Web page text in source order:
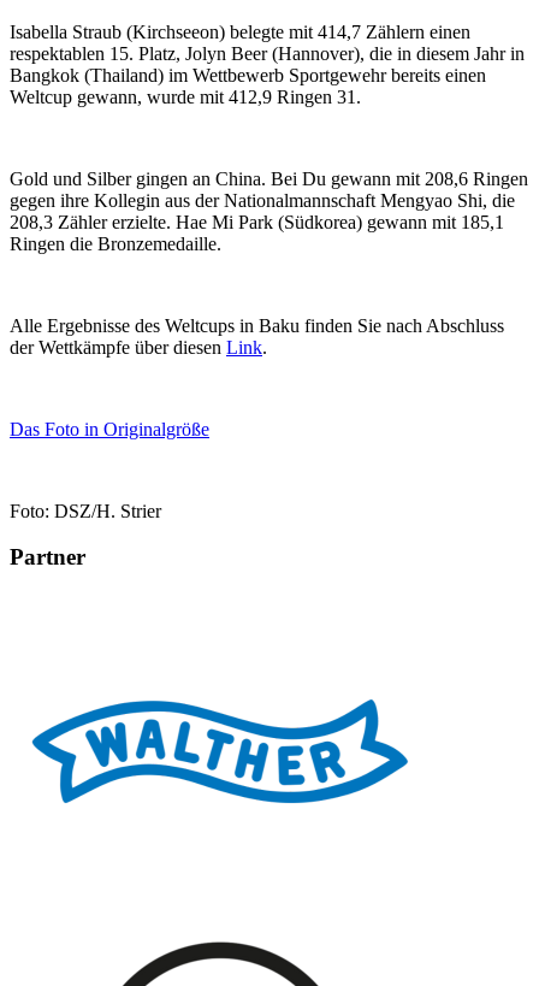
Isabella Straub (Kirchseeon) belegte mit 414,7 Zählern einen
respektablen 15. Platz, Jolyn Beer (Hannover), die in diesem Jahr in
Bangkok (Thailand) im Wettbewerb Sportgewehr bereits einen
Weltcup gewann, wurde mit 412,9 Ringen 31.
Gold und Silber gingen an China. Bei Du gewann mit 208,6 Ringen
gegen ihre Kollegin aus der Nationalmannschaft Mengyao Shi, die
208,3 Zähler erzielte. Hae Mi Park (Südkorea) gewann mit 185,1
Ringen die Bronzemedaille.
Alle Ergebnisse des Weltcups in Baku finden Sie nach Abschluss
der Wettkämpfe über diesen Link.
Das Foto in Originalgröße
Foto: DSZ/H. Strier
Partner